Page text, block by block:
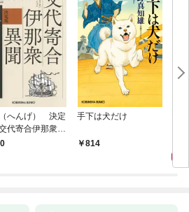
へんげ） 決定
代寄合伊那衆異
～
手下は犬だけ
814